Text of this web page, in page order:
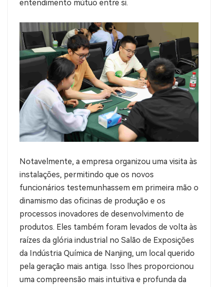
entendimento mútuo entre si.
Notavelmente, a empresa organizou uma visita às
instalações, permitindo que os novos
funcionários testemunhassem em primeira mão o
dinamismo das oficinas de produção e os
processos inovadores de desenvolvimento de
produtos. Eles também foram levados de volta às
raízes da glória industrial no Salão de Exposições
da Indústria Química de Nanjing, um local querido
pela geração mais antiga. Isso lhes proporcionou
uma compreensão mais intuitiva e profunda da